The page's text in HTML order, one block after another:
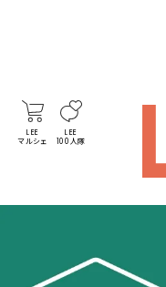
LEE
マルシェ
LEE
100人隊